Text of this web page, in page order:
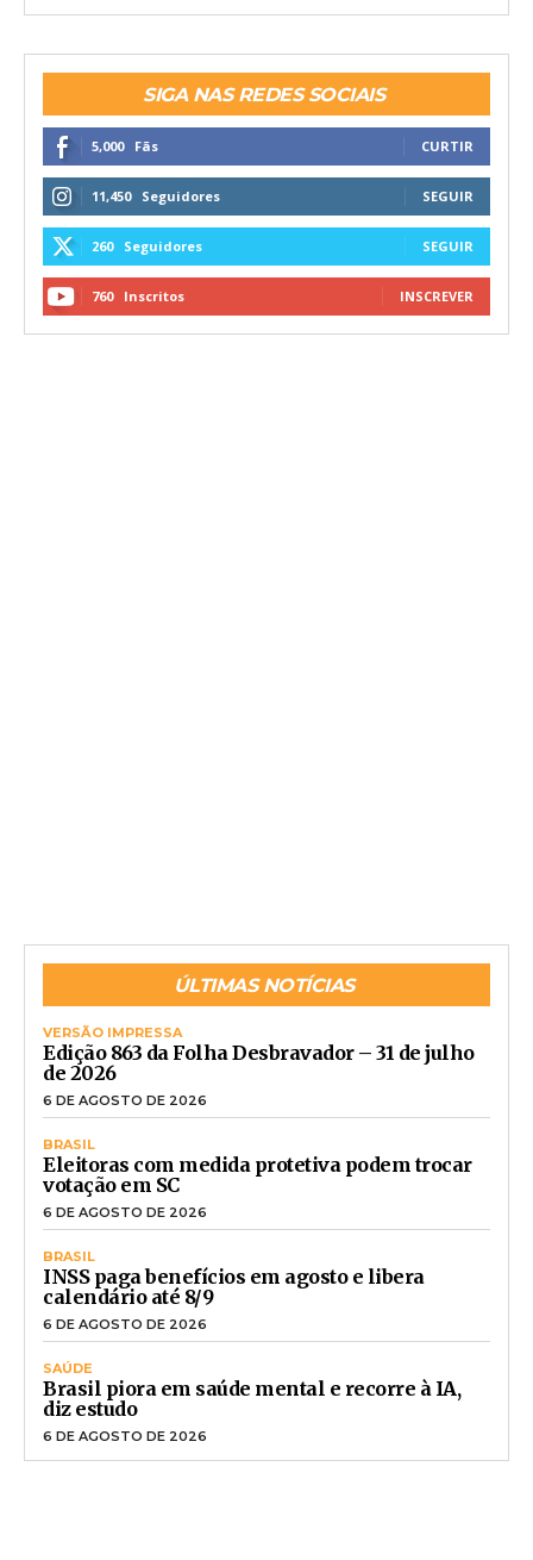
SIGA NAS REDES SOCIAIS
5,000 Fãs CURTIR
11,450 Seguidores SEGUIR
260 Seguidores SEGUIR
760 Inscritos INSCREVER
ÚLTIMAS NOTÍCIAS
VERSÃO IMPRESSA
Edição 863 da Folha Desbravador – 31 de julho
de 2026
6 DE AGOSTO DE 2026
BRASIL
Eleitoras com medida protetiva podem trocar
votação em SC
6 DE AGOSTO DE 2026
BRASIL
INSS paga benefícios em agosto e libera
calendário até 8/9
6 DE AGOSTO DE 2026
SAÚDE
Brasil piora em saúde mental e recorre à IA,
diz estudo
6 DE AGOSTO DE 2026